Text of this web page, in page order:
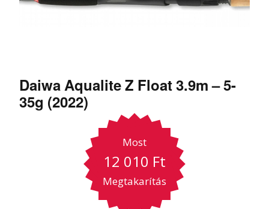
Daiwa Aqualite Z Float 3.9m – 5-
35g (2022)
Most
12 010 Ft
Megtakarítás